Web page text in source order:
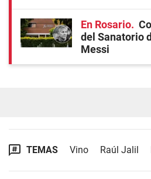
En Rosario
del Sanatorio
Messi
TEMAS Vino Raúl Jalil